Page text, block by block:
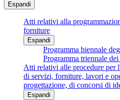
Espandi
Atti relativi alla
forniture
Espandi
Programma biennale
Programma triennale
Atti relativi alle procedure per
di servizi, forniture, lavori e
progettazione, di concorsi di
Espandi